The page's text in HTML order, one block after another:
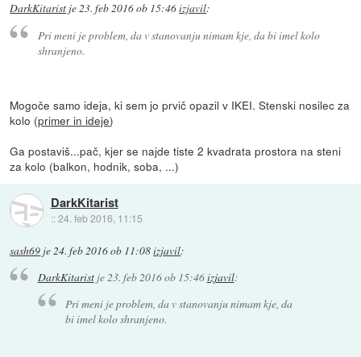
DarkKitarist je23. feb 2016 ob 15:46izjavil:
Pri meni je problem, da v stanovanju nimam kje, da bi imel kolo
shranjeno.
Mogoče samo ideja, ki sem jo prvič opazil v IKEI. Stenski nosilec za
kolo (primer in ideje)
Ga postaviš...pač, kjer se najde tiste 2 kvadrata prostora na steni
za kolo (balkon, hodnik, soba, ...)
DarkKitarist
::24. feb 2016, 11:15
sash69 je24. feb 2016 ob 11:08izjavil:
DarkKitaristje23. feb 2016 ob 15:46izjavil:
Pri meni je problem, da v stanovanju nimam kje, da
bi imel kolo shranjeno.